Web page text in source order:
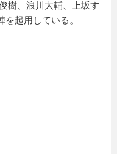
樹、浪川大輔、上坂す
起用している。